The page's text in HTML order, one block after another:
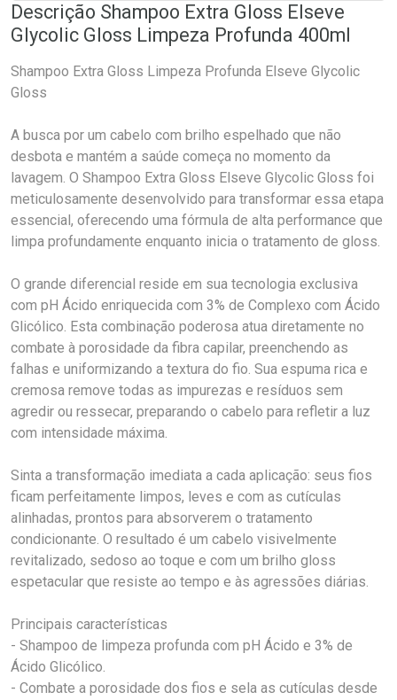
Descrição Shampoo Extra Gloss Elseve
Glycolic Gloss Limpeza Profunda 400ml
Shampoo Extra Gloss Limpeza Profunda Elseve Glycolic
Gloss
A busca por um cabelo com brilho espelhado que não
desbota e mantém a saúde começa no momento da
lavagem. O Shampoo Extra Gloss Elseve Glycolic Gloss foi
meticulosamente desenvolvido para transformar essa etapa
essencial, oferecendo uma fórmula de alta performance que
limpa profundamente enquanto inicia o tratamento de gloss.
O grande diferencial reside em sua tecnologia exclusiva
com pH Ácido enriquecida com 3% de Complexo com Ácido
Glicólico. Esta combinação poderosa atua diretamente no
combate à porosidade da fibra capilar, preenchendo as
falhas e uniformizando a textura do fio. Sua espuma rica e
cremosa remove todas as impurezas e resíduos sem
agredir ou ressecar, preparando o cabelo para refletir a luz
com intensidade máxima.
Sinta a transformação imediata a cada aplicação: seus fios
ficam perfeitamente limpos, leves e com as cutículas
alinhadas, prontos para absorverem o tratamento
condicionante. O resultado é um cabelo visivelmente
revitalizado, sedoso ao toque e com um brilho gloss
espetacular que resiste ao tempo e às agressões diárias.
Principais características
- Shampoo de limpeza profunda com pH Ácido e 3% de
Ácido Glicólico.
- Combate a porosidade dos fios e sela as cutículas desde